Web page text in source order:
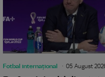
Fotbal internațional 05 August